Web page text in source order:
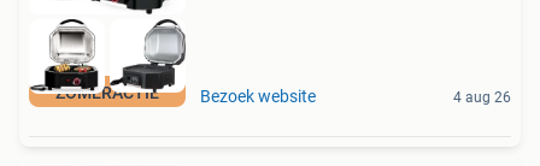
ZOMERACTIE Bezoek website 4 aug 26